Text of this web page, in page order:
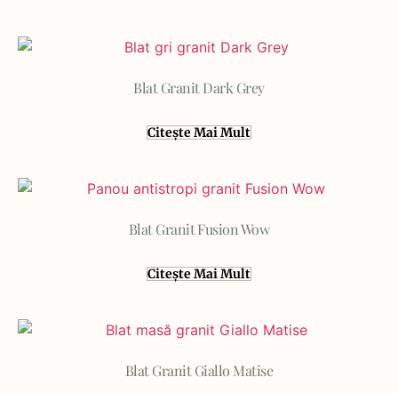
Blat Granit Dark Grey
Citește Mai Mult
Blat Granit Fusion Wow
Citește Mai Mult
Blat Granit Giallo Matise